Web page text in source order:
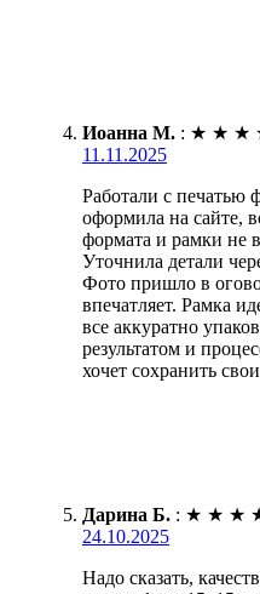
Иоанна М. : ★ ★ ★
11.11.2025
Работали с печатью
оформила на сайте,
формата и рамки не
Уточнила детали
Фото пришло в
впечатляет. Рамка
все аккуратно
результатом и
хочет сохранить
Дарина Б. : ★ ★ ★
24.10.2025
Надо сказать,